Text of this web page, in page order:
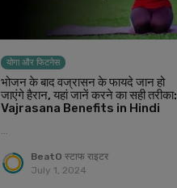
योगा और फिटनेस
भोजन के बाद वज्रासन के फायदे जान हो
जाएंगे हैरान, यहां जानें करने का सही तरीका:
Vajrasana Benefits in Hindi
…
BeatO स्टाफ राइटर
July 1, 2024